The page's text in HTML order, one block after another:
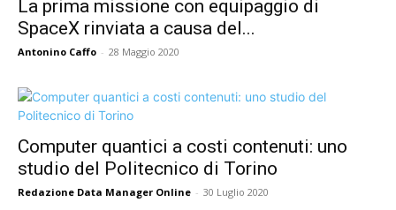
La prima missione con equipaggio di
SpaceX rinviata a causa del...
Antonino Caffo - 28 Maggio 2020
Computer quantici a costi contenuti: uno
studio del Politecnico di Torino
Redazione Data Manager Online - 30 Luglio 2020